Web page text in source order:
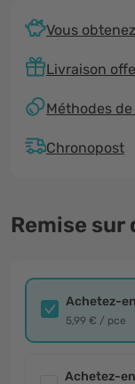
Vous
Livraison
Méthodes
Chronopost
Remise
Achetez-
5,99 € / pce
Achetez-